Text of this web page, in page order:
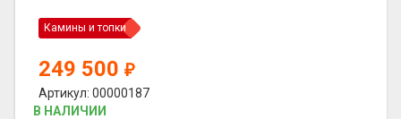
Камины и топки
249 500 ₽
Артикул: 00000187
В НАЛИЧИИ